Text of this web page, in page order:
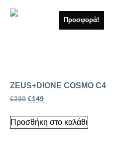
Προσφορά!
ZEUS+DIONE COSMO C4
€230 €149
Προσθήκη στο καλάθι